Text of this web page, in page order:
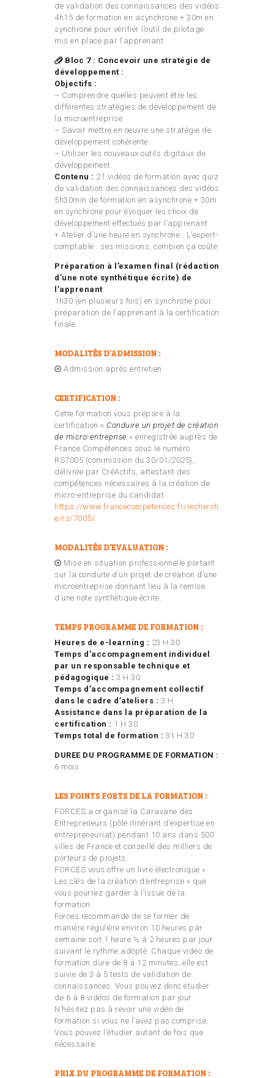
de validation des connaissances des vidéos
4h15 de formation en asynchrone + 30m en
synchrone pour vérifier l’outil de pilotage
mis en place par l’apprenant
Bloc 7 : Concevoir une stratégie de
développement :
Objectifs :
– Comprendre quelles peuvent être les
différentes stratégies de développement de
la microentreprise
– Savoir mettre en oeuvre une stratégie de
développement cohérente
– Utiliser les nouveaux outils digitaux de
développement
Contenu : 21 vidéos de formation avec quiz
de validation des connaissances des vidéos
5h30min de formation en asynchrone + 30m
en synchrone pour évoquer les choix de
développement effectués par l’apprenant
+ Atelier d’une heure en synchrone : L’expert-
comptable : ses missions, combien ça coûte
Préparation à l’examen final (rédaction
d’une note synthétique écrite) de
l’apprenant
1h30 (en plusieurs fois) en synchrone pour
préparation de l’apprenant à la certification
finale
MODALITÉS D’ADMISSION :
Admission après entretien
CERTIFICATION :
Cette formation vous prépare à la
certification « Conduire un projet de création
de micro-entreprise » enregistrée auprès de
France Compétences sous le numéro
RS7005 (commission du 30/01/2025),
délivrée par CréActifs, attestant des
compétences nécessaires à la création de
micro-entreprise du candidat.
https://www.francecompetences.fr/recherch
e/rs/7005/
MODALITÉS D’EVALUATION :
Mise en situation professionnelle portant
sur la conduite d’un projet de création d’une
microentreprise donnant lieu à la remise
d’une note synthétique écrite.
TEMPS PROGRAMME DE FORMATION :
Heures de e-learning : 23 H 30
Temps d’accompagnement individuel
par un responsable technique et
pédagogique : 3 H 30
Temps d’accompagnement collectif
dans le cadre d’ateliers : 3 H
Assistance dans la préparation de la
certification : 1 H 30
Temps total de formation : 31 H 30
DUREE DU PROGRAMME DE FORMATION :
6 mois
LES POINTS FORTS DE LA FORMATION :
FORCES a organisé la Caravane des
Entrepreneurs (pôle itinérant d’expertise en
entrepreneuriat) pendant 10 ans dans 500
villes de France et conseillé des milliers de
porteurs de projets.
FORCES vous offre un livre électronique «
Les clés de la création d’entreprise » que
vous pourrez garder à l’issue de la
formation.
Forces recommande de se former de
manière régulière environ 10 heures par
semaine soit 1 heure ½ à 2 heures par jour
suivant le rythme adopté. Chaque vidéo de
formation dure de 8 à 12 minutes, elle est
suivie de 3 à 5 tests de validation de
connaissances. Vous pouvez donc étudier
de 6 à 8 vidéos de formation par jour.
N’hésitez pas à revoir une vidéo de
formation si vous ne l’avez pas comprise.
Vous pouvez l’étudier autant de fois que
nécessaire.
PRIX DU PROGRAMME DE FORMATION :